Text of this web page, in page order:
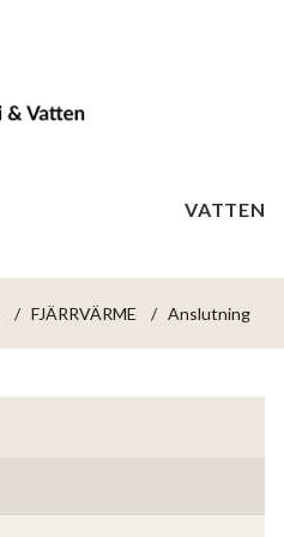
VATTEN
FJÄRRVÄRME Anslutning